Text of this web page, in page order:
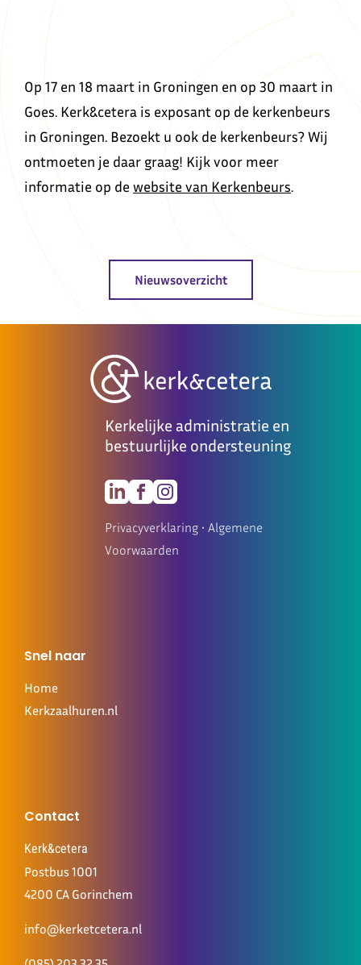
Op 17 en 18 maart in Groningen en op 30 maart in
Goes. Kerk&cetera is exposant op de kerkenbeurs
in Groningen. Bezoekt u ook de kerkenbeurs? Wij
ontmoeten je daar graag! Kijk voor meer
informatie op de website van Kerkenbeurs.
Nieuwsoverzicht
Kerkelijke administratie en
bestuurlijke ondersteuning
Privacyverklaring • Algemene
Voorwaarden
Snel naar
Home
Kerkzaalhuren.nl
Contact
Kerk&cetera
Postbus 1001
4200 CA Gorinchem
info@kerketcetera.nl